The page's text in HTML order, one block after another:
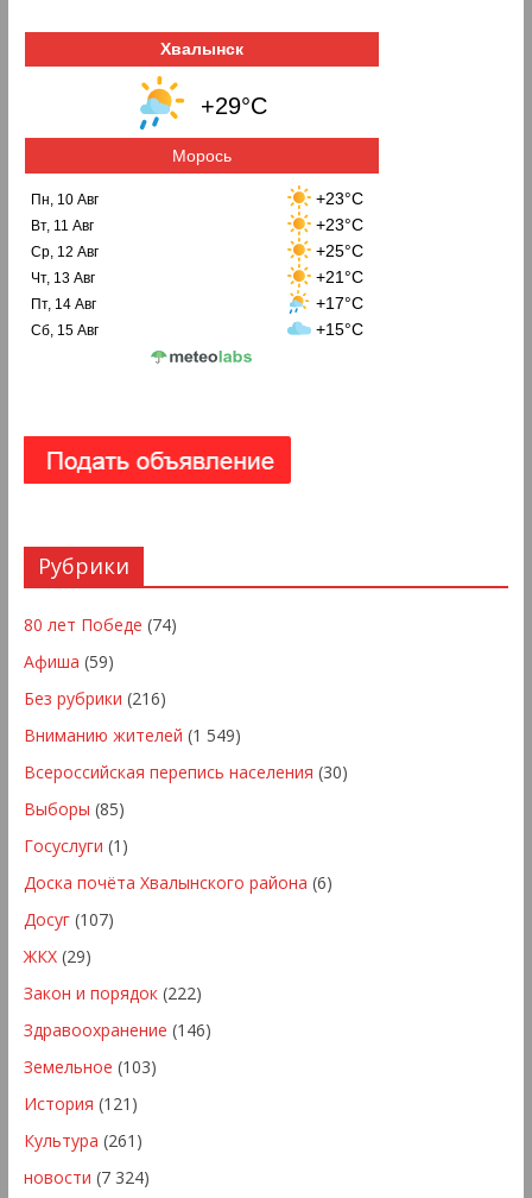
Хвалынск
+29°C
Морось
Пн, 10 Авг +23°C
Вт, 11 Авг +23°C
Ср, 12 Авг +25°C
Чт, 13 Авг +21°C
Пт, 14 Авг +17°C
Сб, 15 Авг +15°C
Рубрики
80 лет Победе (74)
Афиша (59)
Без рубрики (216)
Вниманию жителей (1 549)
Всероссийская перепись населения (30)
Выборы (85)
Госуслуги (1)
Доска почёта Хвалынского района (6)
Досуг(107)
ЖКХ(29)
Закон и порядок(222)
Здравоохранение (146)
Земельное (103)
История (121)
Культура (261)
новости (7 324)